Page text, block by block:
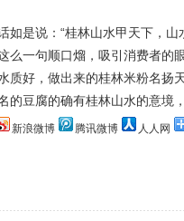
如是说：“桂林山水甲天下，
么一句顺口熘，吸引消费者的
质好，做出来的桂林米粉名扬
的豆腐的确有桂林山水的意境
新浪微博 腾讯微博 人人网